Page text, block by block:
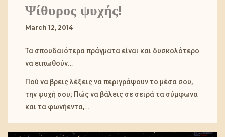
March 12, 2014
Τα σπουδαιότερα πράγματα είναι και δυσκολότερο
να ειπωθούν…
Πού να βρεις λέξεις να περιγράψουν το μέσα σου,
την ψυχή σου; Πώς να βάλεις σε σειρά τα σύμφωνα
και τα φωνήεντα,…